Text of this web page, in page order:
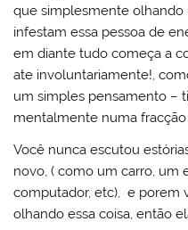
que simplesmente olhando
infestam essa pessoa de
em diante tudo começa a
ate involuntariamente!,
um simples pensamento –
mentalmente numa
Você nunca escutou
novo, ( como um carro, um
computador, etc), e porem
olhando essa coisa, então